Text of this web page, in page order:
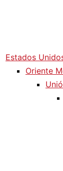
Estados
Oriente